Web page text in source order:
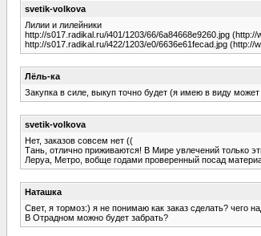
svetik-volkova
Лилии и лилейники
http://s017.radikal.ru/i401/1203/66/6a84668e9260.jpg
http://s017.radikal.ru/i422/1203/e0/6636e61fecad.jpg
Лёль-ка
Закупка в силе, выкуп точно будет (я имею в виду
svetik-volkova
Нет, заказов совсем нет ((
Тань, отлично приживаются! В Мире увлечений только
Леруа, Метро, вобще годами проверенный посад
Наташка
Свет, я тормоз:) я не понимаю как заказ сделать? чего
В Отрадном можно будет забрать?